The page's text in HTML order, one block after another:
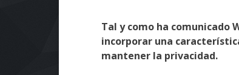
Tal y como ha comunicado
incorporar una
mantener la privacidad.